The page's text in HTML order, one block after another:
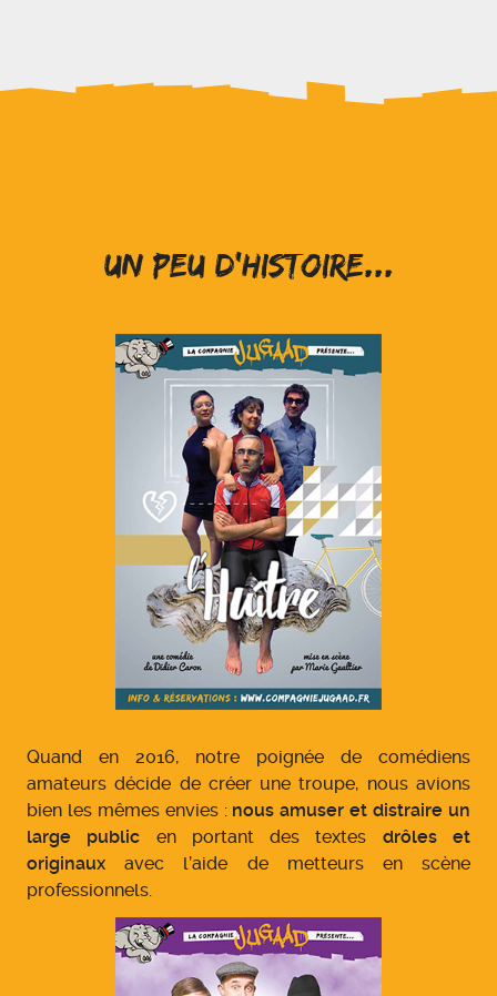
Un peu d'histoire...
Quand en 2016, notre poignée de comédiens
amateurs décide de créer une troupe, nous avions
bien les mêmes envies : nous amuser et distraire un
large public en portant des textes drôles et
originaux avec l’aide de metteurs en scène
professionnels.